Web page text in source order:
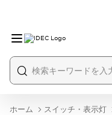
ホーム スイッチ・表示灯